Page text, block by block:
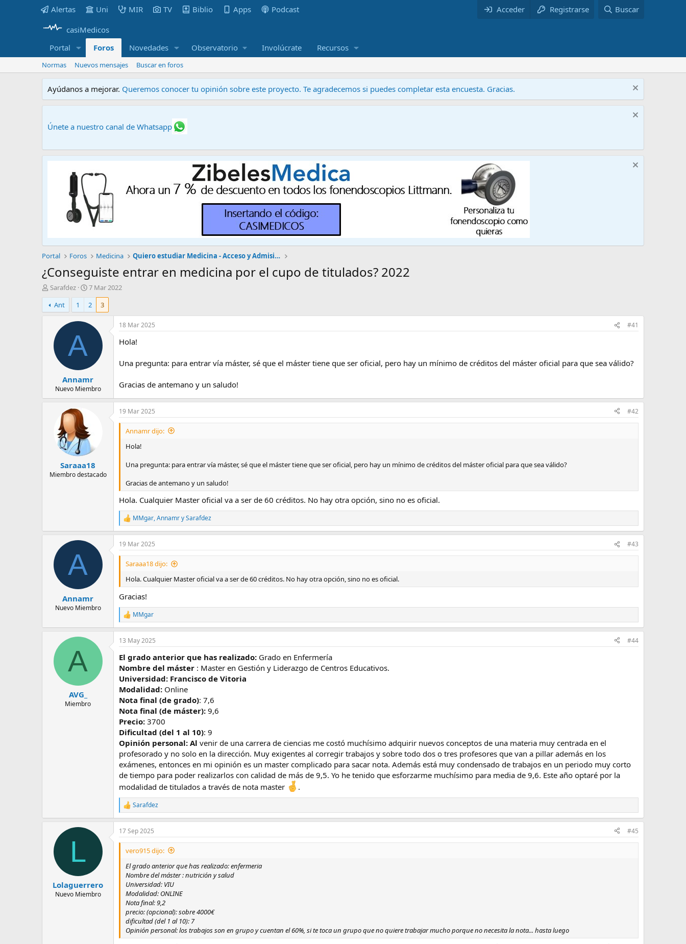
Alertas Uni MIR TV Biblio Apps Podcast Acceder Registrarse
Buscar
casiMedicos
Portal
Foros Novedades Observatorio Involúcrate Recursos
Normas Nuevos mensajes Buscar en foros
Ayúdanos a mejorar. Queremos conocer tu opinión sobre este proyecto. Te agradecemos si puedes completar esta encuesta. Gracias.
Únete a nuestro canal de Whatsapp
Portal Foros Medicina Quiero estudiar Medicina - Acceso y Admisión
¿Conseguiste entrar en medicina por el cupo de titulados? 2022
A
u
t
o
Sarafdez
F
e
c
h
a
i
c
i
o
7 Mar 2022
Ant
1 2 3
A
Annamr
Nuevo Miembro
18 Mar 2025 #41
Hola!
Una pregunta: para entrar vía máster, sé que el máster tiene que ser oficial, pero hay un mínimo de créditos del máster oficial para que sea válido?
Gracias de antemano y un saludo!
Saraaa18
Miembro destacado
19 Mar 2025 #42
Annamr dijo:
Hola!
Una pregunta: para entrar vía máster, sé que el máster tiene que ser oficial, pero hay un mínimo de créditos del máster oficial para que sea válido?
Gracias de antemano y un saludo!
Hola. Cualquier Master oficial va a ser de 60 créditos. No hay otra opción, sino no es oficial.
R
e
a
c
c
e
s
MMgar,AnnamrySarafdez
A
Annamr
Nuevo Miembro
19 Mar 2025 #43
Saraaa18 dijo:
Hola. Cualquier Master oficial va a ser de 60 créditos. No hay otra opción, sino no es oficial.
Gracias!
R
e
a
c
i
o
n
e
s
:
MMgar
A
AVG_
Miembro
13 May 2025 #44
El grado anterior que has realizado: Grado en Enfermería
Nombre del máster : Master en Gestión y Liderazgo de Centros Educativos.
Universidad: Francisco de Vitoria
Modalidad: Online
Nota final (de grado): 7,6
Nota final (de máster): 9,6
Precio: 3700
Dificultad (del 1 al 10): 9
Opinión personal: Al venir de una carrera de ciencias me costó muchísimo adquirir nuevos conceptos de una materia muy centrada en el
profesorado y no solo en la dirección. Muy exigentes al corregir trabajos y sobre todo dos o tres profesores que van a pillar además en los
exámenes, entonces en mi opinión es un master complicado para sacar nota. Además está muy condensado de trabajos en un periodo muy corto
de tiempo para poder realizarlos con calidad de más de 9,5. Yo he tenido que esforzarme muchísimo para media de 9,6. Este año optaré por la
modalidad de titulados a través de nota master
.
R
e
a
c
c
Sarafdez
L
Lolaguerrero
Nuevo Miembro
17 Sep 2025 #45
vero915 dijo:
El grado anterior que has realizado: enfermeria
Nombre del máster : nutrición y salud
Universidad: VIU
Modalidad: ONLINE
Nota final: 9,2
precio: (opcional): sobre 4000€
dificultad (del 1 al 10): 7
Opinión personal: los trabajos son en grupo y cuentan el 60%, si te toca un grupo que no quiere trabajar mucho porque no necesita la nota... hasta luego